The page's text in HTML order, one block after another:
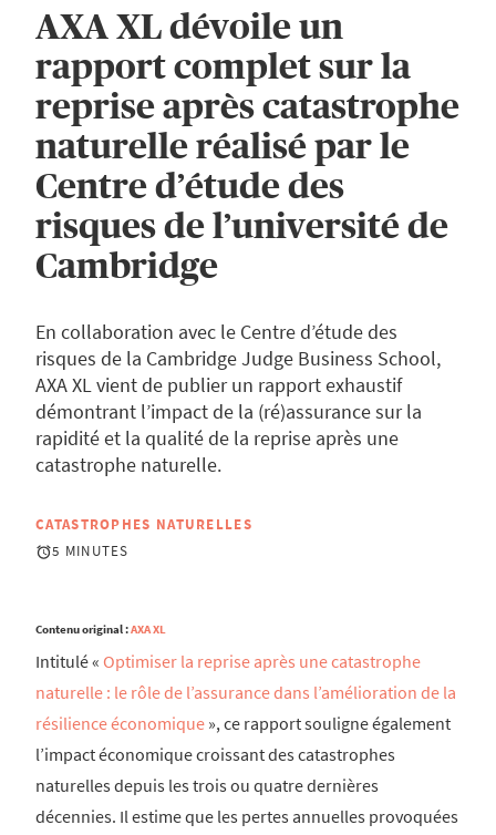
AXA XL dévoile un
rapport complet sur la
reprise après catastrophe
naturelle réalisé par le
Centre d’étude des
risques de l’université de
Cambridge
En collaboration avec le Centre d’étude des
risques de la Cambridge Judge Business School,
AXA XL vient de publier un rapport exhaustif
démontrant l’impact de la (ré)assurance sur la
rapidité et la qualité de la reprise après une
catastrophe naturelle.
CATASTROPHES NATURELLES
5 MINUTES
Contenu original :AXA XL
Intitulé « Optimiser la reprise après une catastrophe
naturelle : le rôle de l’assurance dans l’amélioration de la
résilience économique », ce rapport souligne également
l’impact économique croissant des catastrophes
naturelles depuis les trois ou quatre dernières
décennies. Il estime que les pertes annuelles provoquées